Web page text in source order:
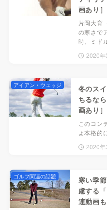
画あり］
片岡大育
の寒さで
時、ミド
2020年
冬のス
ちるな
画あり］
このコン
よ本格的
2020年
アイアン・ウェッジ
寒い季
慮する
連動画も
ゴルフ関連の話題